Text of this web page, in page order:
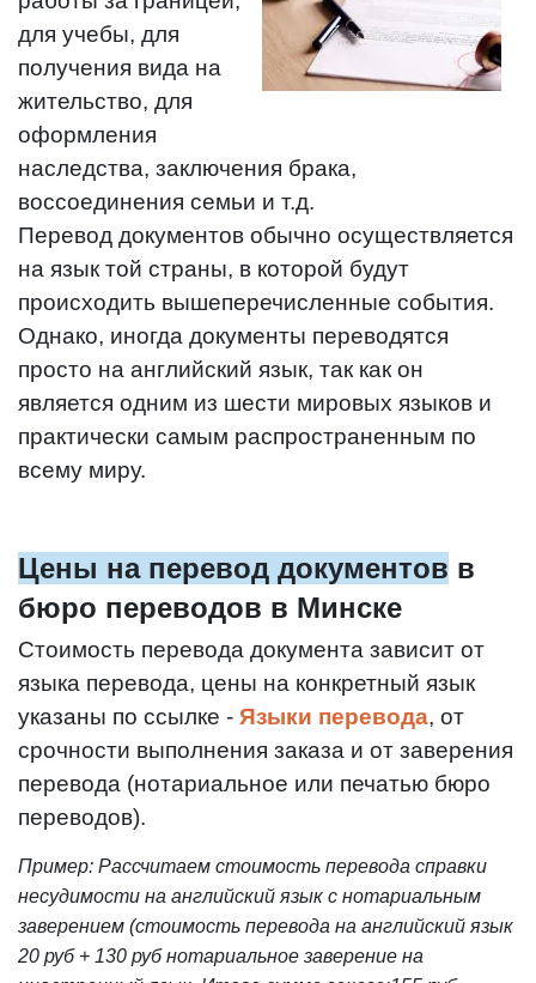
для учебы, для
получения вида на
жительство, для
оформления
наследства, заключения брака,
воссоединения семьи и т.д.
Перевод документов обычно осуществляется
на язык той страны, в которой будут
происходить вышеперечисленные события.
Однако, иногда документы переводятся
просто на английский язык, так как он
является одним из шести мировых языков и
практически самым распространенным по
всему миру.
Цены на перевод документов в
бюро переводов в Минске
Стоимость перевода документа зависит от
языка перевода, цены на конкретный язык
указаны по ссылке - Языки перевода, от
срочности выполнения заказа и от заверения
перевода (нотариальное или печатью бюро
переводов).
Пример: Рассчитаем стоимость перевода справки
несудимости на английский язык с нотариальным
заверением (стоимость перевода на английский язык
20 руб + 130 руб нотариальное заверение на